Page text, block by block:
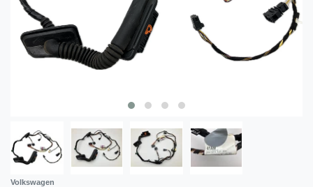
Volkswagen